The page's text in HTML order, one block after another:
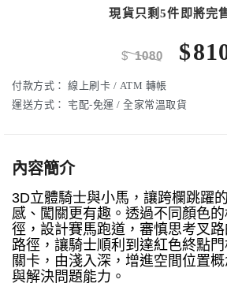
現貨只剩5件即將完
$1080 $
付款方式： 線上刷卡 / ATM 轉帳
運送方式：
宅配-免運 / 全家常溫取貨
內容簡介
3D立體騎士與小馬，讓跨欄跳躍
感、闖關更有趣。透過不同顏色
徑，設計賽馬跑道，審慎思考叉
路徑，讓騎士順利到達紅色終點
關卡，由淺入深，增進空間位置
與解決問題能力。